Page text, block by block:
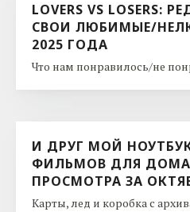
LOVERS VS LOSERS:
СВОИ ЛЮБИМЫЕ/
2025 ГОДА
Что нам понравилось/не
И ДРУГ МОЙ
ФИЛЬМОВ ДЛЯ
ПРОСМОТРА ЗА
Карты, лед и коробка с